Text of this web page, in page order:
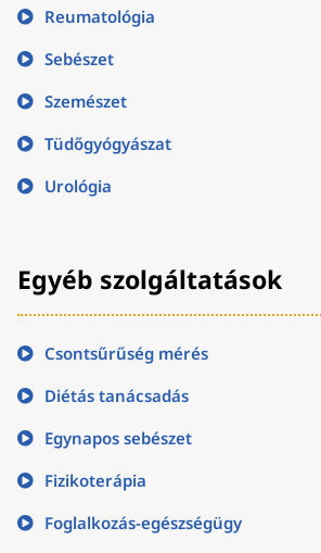
Reumatológia
Sebészet
Szemészet
Tüdőgyógyászat
Urológia
Egyéb szolgáltatások
Csontsűrűség mérés
Diétás tanácsadás
Egynapos sebészet
Fizikoterápia
Foglalkozás-egészségügy